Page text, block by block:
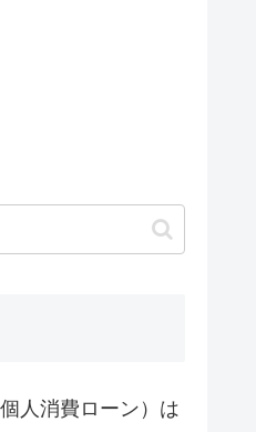
人消費ローン）は